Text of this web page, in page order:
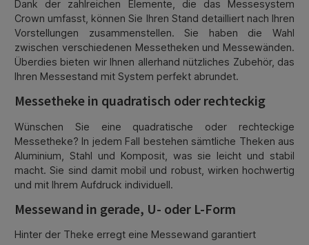
Dank der zahlreichen Elemente, die das Messesystem
Crown umfasst, können Sie Ihren Stand detailliert nach Ihren
Vorstellungen zusammenstellen. Sie haben die Wahl
zwischen verschiedenen Messetheken und Messewänden.
Überdies bieten wir Ihnen allerhand nützliches Zubehör, das
Ihren Messestand mit System perfekt abrundet.
Messetheke in quadratisch oder rechteckig
Wünschen Sie eine quadratische oder rechteckige
Messetheke? In jedem Fall bestehen sämtliche Theken aus
Aluminium, Stahl und Komposit, was sie leicht und stabil
macht. Sie sind damit mobil und robust, wirken hochwertig
und mit Ihrem Aufdruck individuell.
Messewand in gerade, U- oder L-Form
Hinter der Theke erregt eine Messewand garantiert